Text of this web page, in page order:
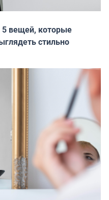
5 вещей, которые
стильно